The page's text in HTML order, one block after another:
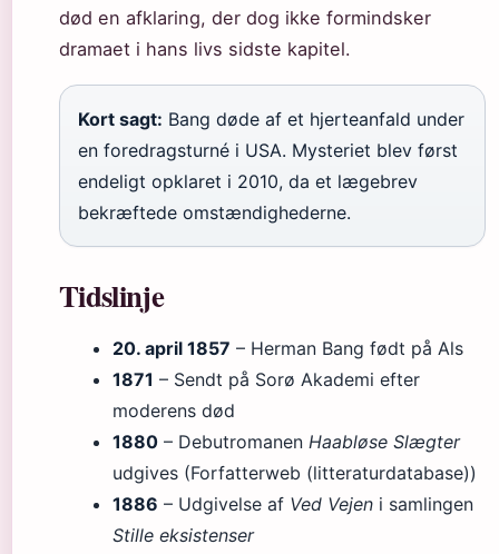
død en afklaring, der dog ikke formindsker
dramaet i hans livs sidste kapitel.
Kort sagt: Bang døde af et hjerteanfald under
en foredragsturné i USA. Mysteriet blev først
endeligt opklaret i 2010, da et lægebrev
bekræftede omstændighederne.
Tidslinje
20. april 1857 – Herman Bang født på Als
1871 – Sendt på Sorø Akademi efter
moderens død
1880 – Debutromanen Haabløse Slægter
udgives (Forfatterweb (litteraturdatabase))
1886 – Udgivelse af Ved Vejen i samlingen
Stille eksistenser